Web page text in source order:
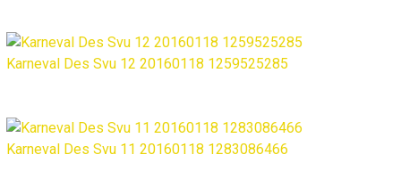
Karneval Des Svu 12 20160118 1259525285
Karneval Des Svu 11 20160118 1283086466